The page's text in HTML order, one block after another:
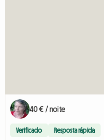
40 € / noite
Verificado Resposta rápida